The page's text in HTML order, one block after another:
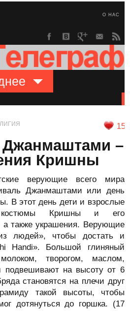
О НАС
15
Джанмаштами –
Кришны
верующие всего мира
Джанмаштами или день
В этот день дети и взрослые
костюмы Кришны и его
а также украшения. Верующие
людей», чтобы достать и
Handi». Большой глиняный
творогом, маслом,
на высоту от 6
становятся на плечи друг
такой высоты, чтобы
дотянуться до горшка. (17